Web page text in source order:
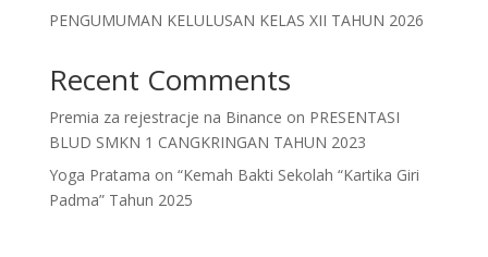
PENGUMUMAN KELULUSAN KELAS XII TAHUN 2026
Recent Comments
Premia za rejestracje na Binance on PRESENTASI
BLUD SMKN 1 CANGKRINGAN TAHUN 2023
Yoga Pratama on “Kemah Bakti Sekolah “Kartika Giri
Padma” Tahun 2025